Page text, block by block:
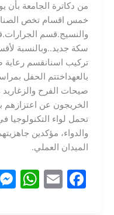
من دكاترة الجامعة بأن
خمس اقسام تخص
سكة جديد..وبالنسبة
تركيب اسنانقسم رعاية
بالعهد​اختتم الحفل
صيحات الفرح والزغاريد
الخريجون عن اعتزازهم
تحمل لواء التكنولوجيا
والدواء، مؤكدين
الميدان العملي.
F
E
W